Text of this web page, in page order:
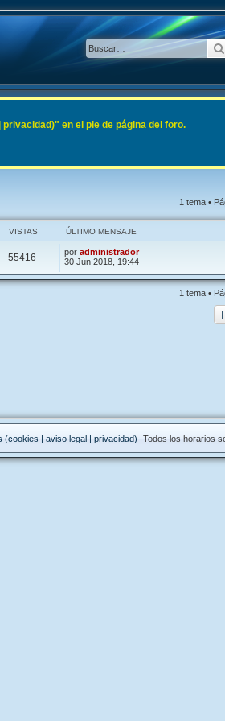
1 tema •
VISTAS ÚLTIMO MENSAJE
55416 por administrador
30 Jun 2018, 19:44
1 tema •
en el pie de página del foro.
Todos los horarios
(cookies | aviso legal | privacidad)